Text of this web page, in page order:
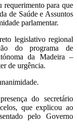
requerimento para que
de Saúde e Assuntos
parlamentar.
legislativo regional
do programa de
da Madeira –
de urgência.
do secretário
que explicou ao
pelo Governo